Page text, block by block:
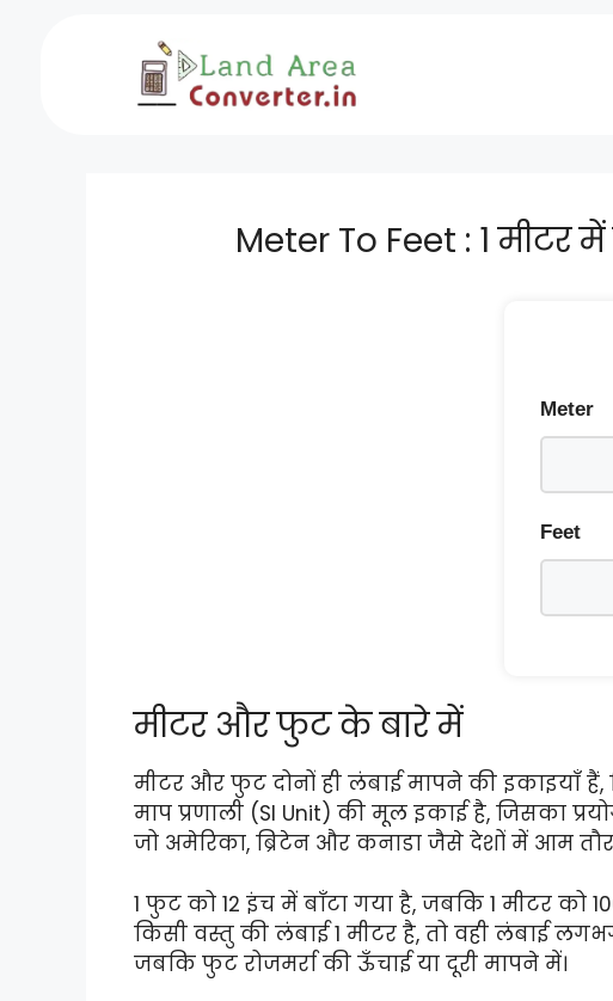
Meter To Feet : 1
Meter
Feet
मीटर और फुट के बारे में
मीटर और फुट दोनों ही लंबाई मापने की इकाइयाँ
माप प्रणाली (SI Unit) की मूल इकाई है, जिसका
जो अमेरिका, ब्रिटेन और कनाडा जैसे देशों में आम तौर
1 फुट को 12 इंच में बाँटा गया है, जबकि 1 मीटर को
किसी वस्तु की लंबाई 1 मीटर है, तो वही लंबाई
जबकि फुट रोजमर्रा की ऊँचाई या दूरी मापने में।